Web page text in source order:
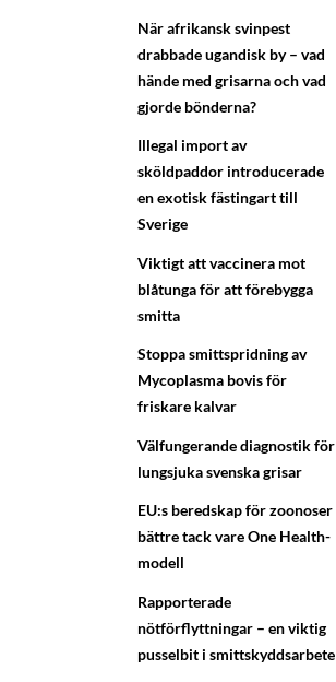
När afrikansk svinpest
drabbade ugandisk by – vad
hände med grisarna och vad
gjorde bönderna?
Illegal import av
sköldpaddor introducerade
en exotisk fästingart till
Sverige
Viktigt att vaccinera mot
blåtunga för att förebygga
smitta
Stoppa smittspridning av
Mycoplasma bovis för
friskare kalvar
Välfungerande diagnostik för
lungsjuka svenska grisar
EU:s beredskap för zoonoser
bättre tack vare One Health-
modell
Rapporterade
nötförflyttningar – en viktig
pusselbit i smittskyddsarbete